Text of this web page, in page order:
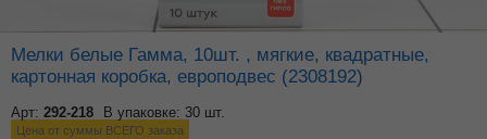
Мелки белые Гамма, 10шт. , мягкие, квадратные,
картонная коробка, европодвес (2308192)
Арт: 292-218 В упаковке: 30 шт.
Цена от суммы ВСЕГО заказа